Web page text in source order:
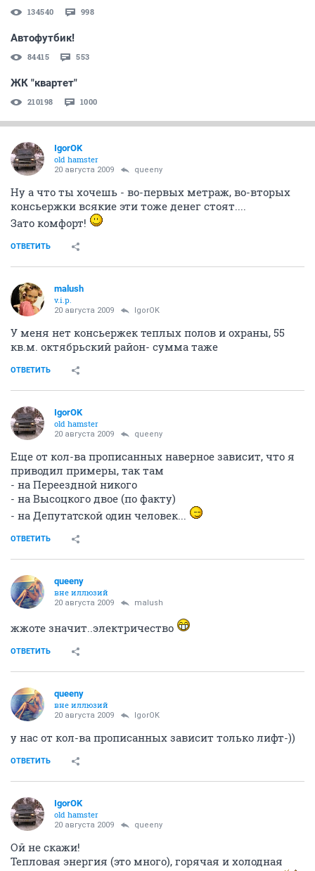
134540 998
Автофутбик!
84415 553
ЖК "квартет"
210198 1000
IgorOK
old hamster
20 августа 2009 queeny
Ну а что ты хочешь - во-первых метраж, во-вторых
консьержки всякие эти тоже денег стоят....
Зато комфорт!
ОТВЕТИТЬ
malush
v.i.p.
20 августа 2009 IgorOK
У меня нет консьержек теплых полов и охраны, 55
кв.м. октябрьский район- сумма таже
ОТВЕТИТЬ
IgorOK
old hamster
20 августа 2009 queeny
Еще от кол-ва прописанных наверное зависит, что я
приводил примеры, так там
- на Переездной никого
- на Высоцкого двое (по факту)
- на Депутатской один человек...
ОТВЕТИТЬ
queeny
вне иллюзий
20 августа 2009 malush
жжоте значит..электричество
ОТВЕТИТЬ
queeny
вне иллюзий
20 августа 2009 IgorOK
у нас от кол-ва прописанных зависит только лифт-))
ОТВЕТИТЬ
IgorOK
old hamster
20 августа 2009 queeny
Ой не скажи!
Тепловая энергия (это много), горячая и холодная